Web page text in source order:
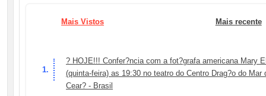
Mais Vistos Mais recente
? HOJE!!! Confer?ncia com a fot?grafa americana Mary
(quinta-feira) as 19:30 no teatro do Centro Drag?o do
Cear? - Brasil